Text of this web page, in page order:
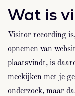
Wat is
Visitor recording
opnemen van
plaatsvindt, is
meekijken met je
onderzoek, maar